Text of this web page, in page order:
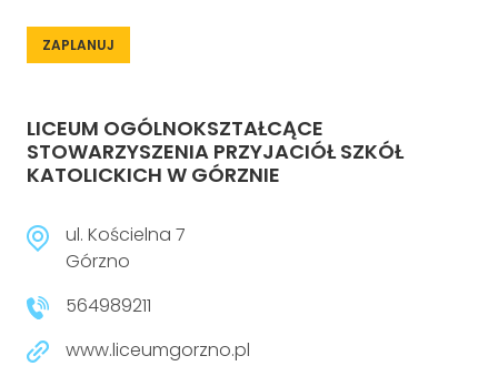
ZAPLANUJ
LICEUM OGÓLNOKSZTAŁCĄCE
STOWARZYSZENIA PRZYJACIÓŁ SZKÓŁ
KATOLICKICH W GÓRZNIE
ul. Kościelna 7
Górzno
564989211
www.liceumgorzno.pl